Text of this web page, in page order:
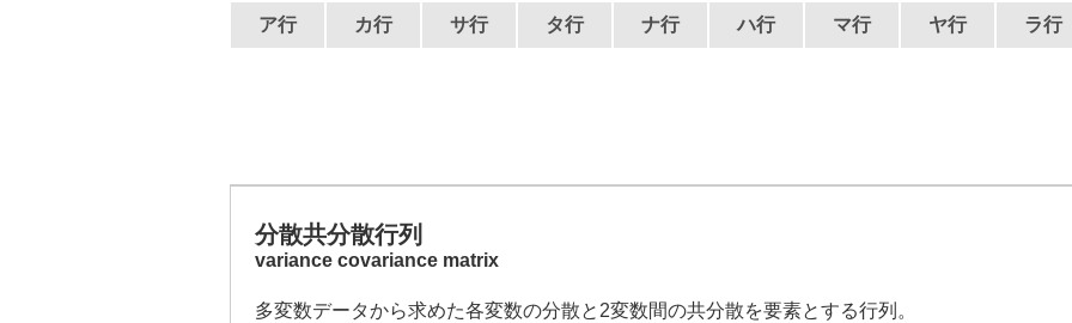
ア行 カ行 サ行 タ行 ナ行 ハ行 マ行 ヤ行 ラ行
分散共分散行列
variance covariance matrix
多変数データから求めた各変数の分散と2変数間の共分散を要素とする行列。